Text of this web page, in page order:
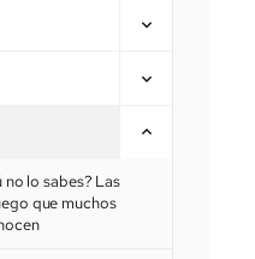
no lo sabes? Las
que muchos